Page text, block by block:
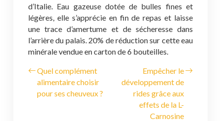
d’Italie. Eau gazeuse dotée de bulles fines et
légères, elle s’apprécie en fin de repas et laisse
une trace d’amertume et de sécheresse dans
l’arrière du palais.20% de réduction sur cette eau
minérale vendue en carton de 6 bouteilles.
Quel complément
alimentaire choisir
pour ses cheuveux ?
Empêcher le
développement de
rides grâce aux
effets de la L-
Carnosine